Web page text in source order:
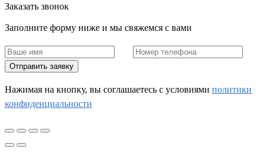
Заказать звонок
Заполните форму ниже и мы свяжемся с вами
Отправить заявку
Нажимая на кнопку, вы соглашаетесь c условиями политики
конфиденциальности